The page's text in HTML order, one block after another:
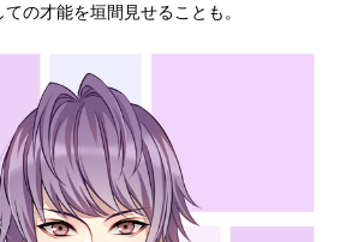
の才能を垣間見せることも。